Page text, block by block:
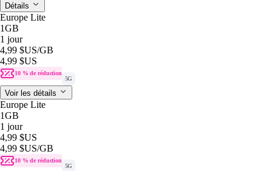
Détails
Europe Lite
1GB
1 jour
4,99 $US/GB
4,99 $US
10 % de réduction
5G
Voir les détails
Europe Lite
1GB
1 jour
4,99 $US
4,99 $US/GB
10 % de réduction
5G